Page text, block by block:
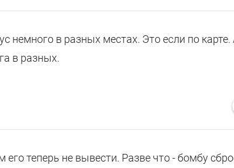
немного в разных местах. Это если по карте.
в разных.
его теперь не вывести. Разве что - бомбу